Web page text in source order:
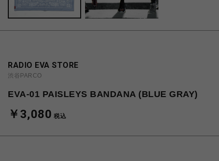
RADIO EVA STORE
渋谷PARCO
EVA-01 PAISLEYS BANDANA (BLUE GRAY)
￥3,080 税込